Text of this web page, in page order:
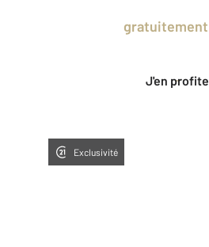
gratuitement
J'en profite
Exclusivité